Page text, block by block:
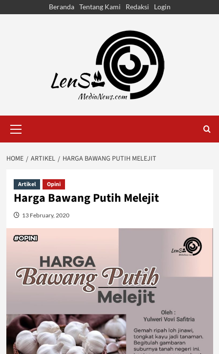
Beranda Tentang Kami Redaksi Login
Menu
HOME ARTIKEL HARGA BAWANG PUTIH MELEJIT
Artikel Opini
Harga Bawang Putih Melejit
13 February, 2020